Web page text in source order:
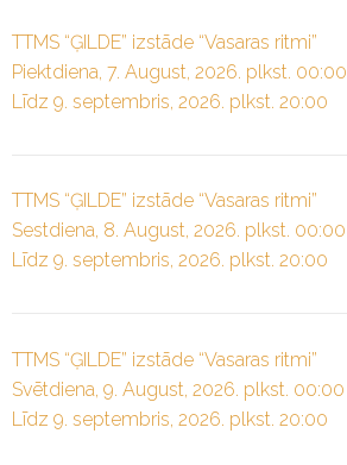
TTMS “ĢILDE” izstāde “Vasaras ritmi”
Piektdiena, 7. August, 2026. plkst. 00:00
Līdz 9. septembris, 2026. plkst. 20:00
TTMS “ĢILDE” izstāde “Vasaras ritmi”
Sestdiena, 8. August, 2026. plkst. 00:00
Līdz 9. septembris, 2026. plkst. 20:00
TTMS “ĢILDE” izstāde “Vasaras ritmi”
Svētdiena, 9. August, 2026. plkst. 00:00
Līdz 9. septembris, 2026. plkst. 20:00